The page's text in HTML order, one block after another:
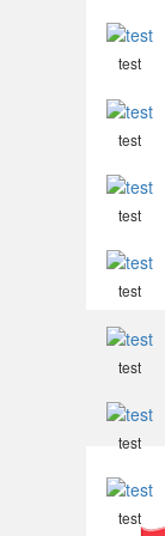
test
test
test
test
test
test
test